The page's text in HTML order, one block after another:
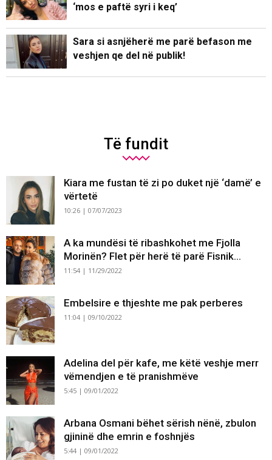
‘mos e paftë syri i keq’
Sara si asnjëherë me parë befason me
veshjen qe del në publik!
Të fundit
Kiara me fustan të zi po duket një ‘damë’ e
vërtetë
10:26 | 07/07/2023
A ka mundësi të ribashkohet me Fjolla
Morinën? Flet për herë të parë Fisnik...
11:54 | 11/29/2022
Embelsire e thjeshte me pak perberes
11:04 | 09/10/2022
Adelina del për kafe, me këtë veshje merr
vëmendjen e të pranishmëve
5:45 | 09/01/2022
Arbana Osmani bëhet sërish nënë, zbulon
gjininë dhe emrin e foshnjës
5:44 | 09/01/2022